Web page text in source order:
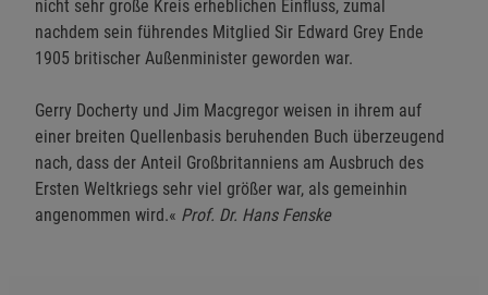
nicht sehr große Kreis erheblichen Einfluss, zumal
nachdem sein führendes Mitglied Sir Edward Grey Ende
1905 britischer Außenminister geworden war.
Gerry Docherty und Jim Macgregor weisen in ihrem auf
einer breiten Quellenbasis beruhenden Buch überzeugend
nach, dass der Anteil Großbritanniens am Ausbruch des
Ersten Weltkriegs sehr viel größer war, als gemeinhin
angenommen wird.« Prof. Dr. Hans Fenske